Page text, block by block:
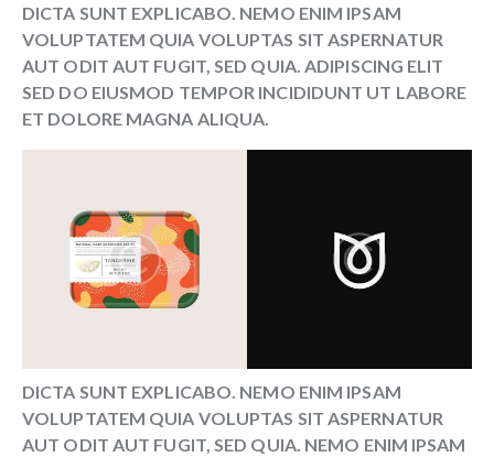
DICTA SUNT EXPLICABO. NEMO ENIM IPSAM
VOLUPTATEM QUIA VOLUPTAS SIT ASPERNATUR
AUT ODIT AUT FUGIT, SED QUIA. ADIPISCING ELIT
SED DO EIUSMOD TEMPOR INCIDIDUNT UT LABORE
ET DOLORE MAGNA ALIQUA.
DICTA SUNT EXPLICABO. NEMO ENIM IPSAM
VOLUPTATEM QUIA VOLUPTAS SIT ASPERNATUR
AUT ODIT AUT FUGIT, SED QUIA. NEMO ENIM IPSAM